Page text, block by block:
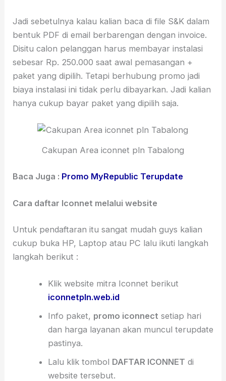
Jadi sebetulnya kalau kalian baca di file S&K dalam
bentuk PDF di email berbarengan dengan invoice.
Disitu calon pelanggan harus membayar instalasi
sebesar Rp. 250.000 saat awal pemasangan +
paket yang dipilih. Tetapi berhubung promo jadi
biaya instalasi ini tidak perlu dibayarkan. Jadi kalian
hanya cukup bayar paket yang dipilih saja.
Cakupan Area iconnet pln Tabalong
Baca Juga : Promo MyRepublic Terupdate
Cara daftar Iconnet melalui website
Untuk pendaftaran itu sangat mudah guys kalian
cukup buka HP, Laptop atau PC lalu ikuti langkah
langkah berikut :
Klik website mitra Iconnet berikut
iconnetpln.web.id
Info paket, promo iconnect setiap hari
dan harga layanan akan muncul terupdate
pastinya.
Lalu klik tombol DAFTAR ICONNET di
website tersebut.